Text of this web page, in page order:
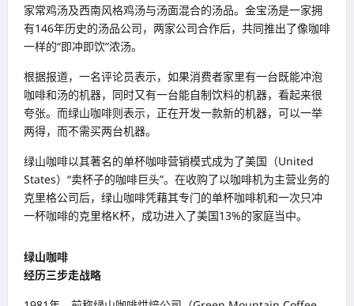
家常鸡汤及西南风格鸡汤与汤面混合的汤品。金宝汤是一家拥
有146年历史的汤品公司，两家公司合作后，共同推出了像咖啡
一样的“即冲即饮”浓汤。
根据报道，一名评论员表示，如果消费者家里有一台既能冲泡
咖啡和汤的机器，同时又有一台能自制饮料的机器，看起来很
夸张。而绿山咖啡则表示，正在开发一款新的机器，可以一举
两得，而不需买两台机器。
绿山咖啡以其著名的单杯咖啡营销模式成为了美国（United
States）“卖杯子的咖啡巨头”。在收购了以咖啡机为主营业务的
克里格公司后，绿山咖啡凭藉其专门的单杯咖啡机和一次只冲
一杯咖啡的克里格K杯，成功进入了美国13%的家庭当中。
绿山咖啡
经历三步走战略